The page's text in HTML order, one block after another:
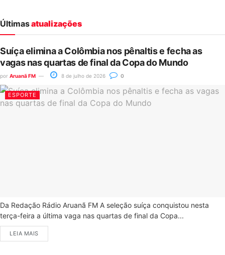
Últimasatualizações
Suíça elimina a Colômbia nos pênaltis e fecha as
vagas nas quartas de final da Copa do Mundo
por Aruanã FM 8 de julho de 2026 0
ESPORTE
Da Redação Rádio Aruanã FM A seleção suíça conquistou nesta
terça-feira a última vaga nas quartas de final da Copa...
LEIA MAIS